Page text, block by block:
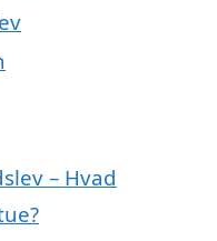
– Hvad